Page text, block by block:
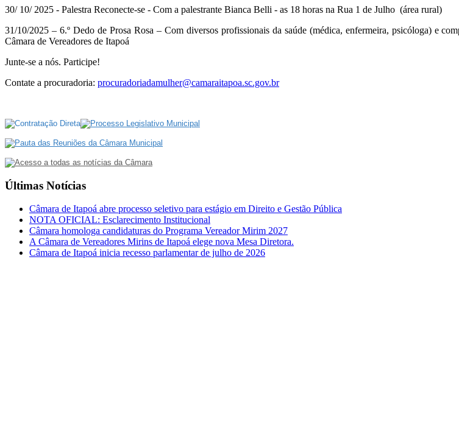
30/ 10/ 2025 - Palestra Reconecte-se - Com a palestrante Bianca Belli - as 18 horas na Rua 1 de Julho (área rural)
31/10/2025 – 6.º Dedo de Prosa Rosa – Com diversos profissionais da saúde (médica, enfermeira, psicóloga) e
Câmara de Vereadores de Itapoá
Junte-se a nós. Participe!
Contate a procuradoria: procuradoriadamulher@camaraitapoa.sc.gov.br
Últimas Notícias
Câmara de Itapoá abre processo seletivo para estágio em Direito e Gestão Pública
NOTA OFICIAL: Esclarecimento Institucional
Câmara homologa candidaturas do Programa Vereador Mirim 2027
A Câmara de Vereadores Mirins de Itapoá elege nova Mesa Diretora.
Câmara de Itapoá inicia recesso parlamentar de julho de 2026